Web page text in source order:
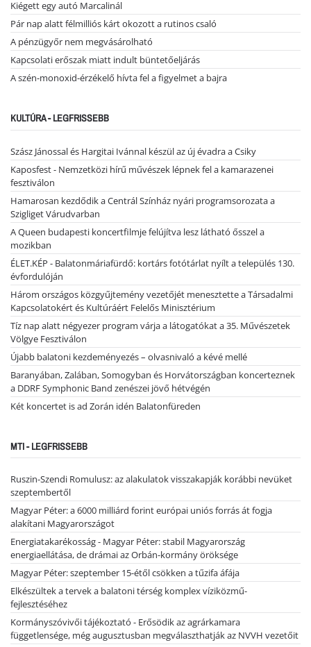
Kiégett egy autó Marcalinál
Pár nap alatt félmilliós kárt okozott a rutinos csaló
A pénzügyőr nem megvásárolható
Kapcsolati erőszak miatt indult büntetőeljárás
A szén-monoxid-érzékelő hívta fel a figyelmet a bajra
KULTÚRA - LEGFRISSEBB
Szász Jánossal és Hargitai Ivánnal készül az új évadra a Csiky
Kaposfest - Nemzetközi hírű művészek lépnek fel a kamarazenei
fesztiválon
Hamarosan kezdődik a Centrál Színház nyári programsorozata a
Szigliget Várudvarban
A Queen budapesti koncertfilmje felújítva lesz látható ősszel a
mozikban
ÉLET.KÉP - Balatonmáriafürdő: kortárs fotótárlat nyílt a település 130.
évfordulóján
Három országos közgyűjtemény vezetőjét menesztette a Társadalmi
Kapcsolatokért és Kultúráért Felelős Minisztérium
Tíz nap alatt négyezer program várja a látogatókat a 35. Művészetek
Völgye Fesztiválon
Újabb balatoni kezdeményezés – olvasnivaló a kévé mellé
Baranyában, Zalában, Somogyban és Horvátországban koncerteznek
a DDRF Symphonic Band zenészei jövő hétvégén
Két koncertet is ad Zorán idén Balatonfüreden
MTI - LEGFRISSEBB
Ruszin-Szendi Romulusz: az alakulatok visszakapják korábbi nevüket
szeptembertől
Magyar Péter: a 6000 milliárd forint európai uniós forrás át fogja
alakítani Magyarországot
Energiatakarékosság - Magyar Péter: stabil Magyarország
energiaellátása, de drámai az Orbán-kormány öröksége
Magyar Péter: szeptember 15-étől csökken a tűzifa áfája
Elkészültek a tervek a balatoni térség komplex víziközmű-
fejlesztéséhez
Kormányszóvivői tájékoztató - Erősödik az agrárkamara
függetlensége, még augusztusban megválaszthatják az NVVH vezetőit